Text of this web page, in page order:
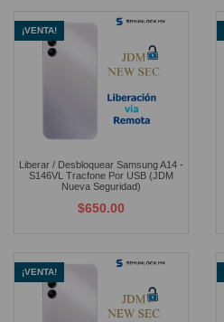
¡VENTA!
Liberar / Desbloquear Samsung A14 -
S146VL Tracfone Por USB (JDM
Nueva Seguridad)
$650.00
¡VENTA!